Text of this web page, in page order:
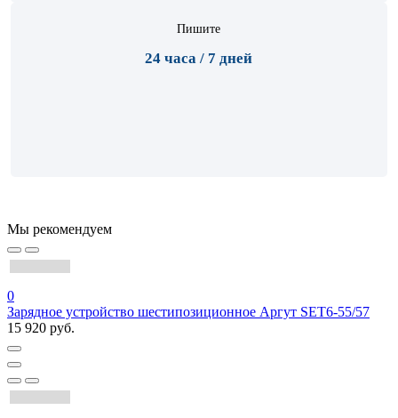
Пишите
24 часа / 7 дней
Мы рекомендуем
0
Зарядное устройство шестипозиционное Аргут SET6-55/57
15 920 руб.